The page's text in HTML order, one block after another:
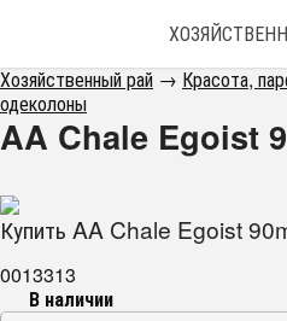
Хозяйственный рай → Красота,
одеколоны
AA Chale Egoist
Купить AA Chale Egoist
0013313
В наличии